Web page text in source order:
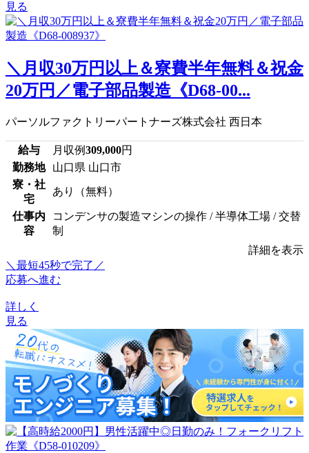
見る
＼月収30万円以上＆寮費半年無料＆祝金
20万円／電子部品製造《D68-00...
パーソルファクトリーパートナーズ株式会社 西日本
給与 月収例309,000円
勤務地
山口県 山口市
寮・社
宅
あり（無料）
仕事内
容
コンデンサの製造マシンの操作 / 半導体工場 / 交替
制
詳細を表示
＼最短45秒で完了／
応募へ進む
詳しく
見る